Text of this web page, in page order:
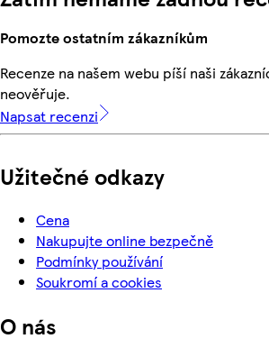
Pomozte ostatním zákazníkům
Recenze na našem webu píší naši
neověřuje.
Napsat recenzi
Užitečné odkazy
Cena
Nakupujte online bezpečně
Podmínky používání
Soukromí a cookies
O nás